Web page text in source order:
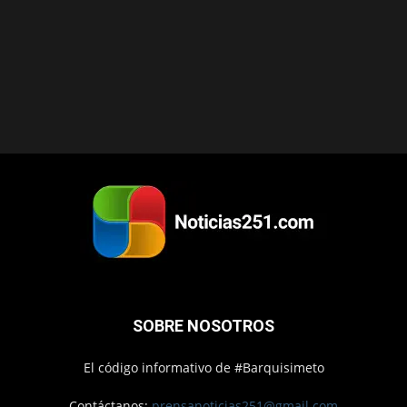
SOBRE NOSOTROS
El código informativo de #Barquisimeto